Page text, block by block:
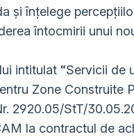
și înțelege
întocmirii unui
intitulat “Servicii de
Zone Construite
2920.05/StT/
la contractul de